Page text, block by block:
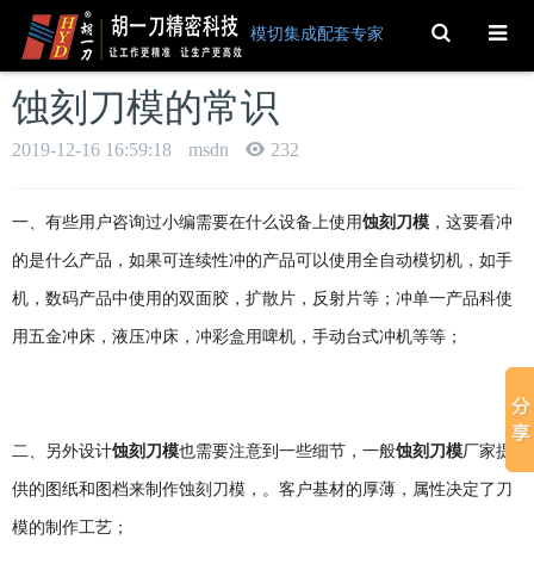
模切集成配套专家 Toggle
Search
蚀刻刀模的常识
2019-12-16 16:59:18 msdn 232
一、有些用户咨询过小编需要在什么设备上使用蚀刻刀模 ，这要看冲
的是什么产品，如果可连续性冲的产品可以使用全自动模切机，如手
机，数码产品中使用的双面胶，扩散片，反射片等；冲单一产品科使
用五金冲床，液压冲床，冲彩盒用啤机，手动台式冲机等等；
二、另外设计蚀刻刀模也需要注意到一些细节，一般蚀刻刀模厂家提
供的图纸和图档来制作蚀刻刀模，。客户基材的厚薄，属性决定了刀
模的制作工艺；